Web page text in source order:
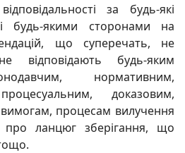
за будь-які
будь-якими сторонами на
що суперечать, не
відповідають будь-яким
нормативним,
доказовим,
процесам вилучення
про ланцюг зберігання, що